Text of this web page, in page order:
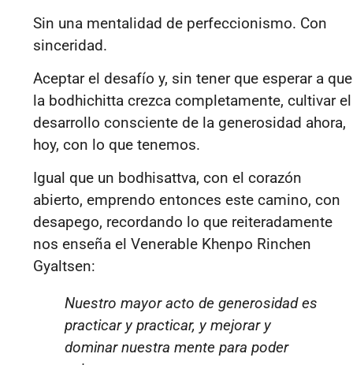
Sin una mentalidad de perfeccionismo. Con
sinceridad.
Aceptar el desafío y, sin tener que esperar a que
la bodhichitta crezca completamente, cultivar el
desarrollo consciente de la generosidad ahora,
hoy, con lo que tenemos.
Igual que un bodhisattva, con el corazón
abierto, emprendo entonces este camino, con
desapego, recordando lo que reiteradamente
nos enseña el Venerable Khenpo Rinchen
Gyaltsen:
Nuestro mayor acto de generosidad es
practicar y practicar, y mejorar y
dominar nuestra mente para poder